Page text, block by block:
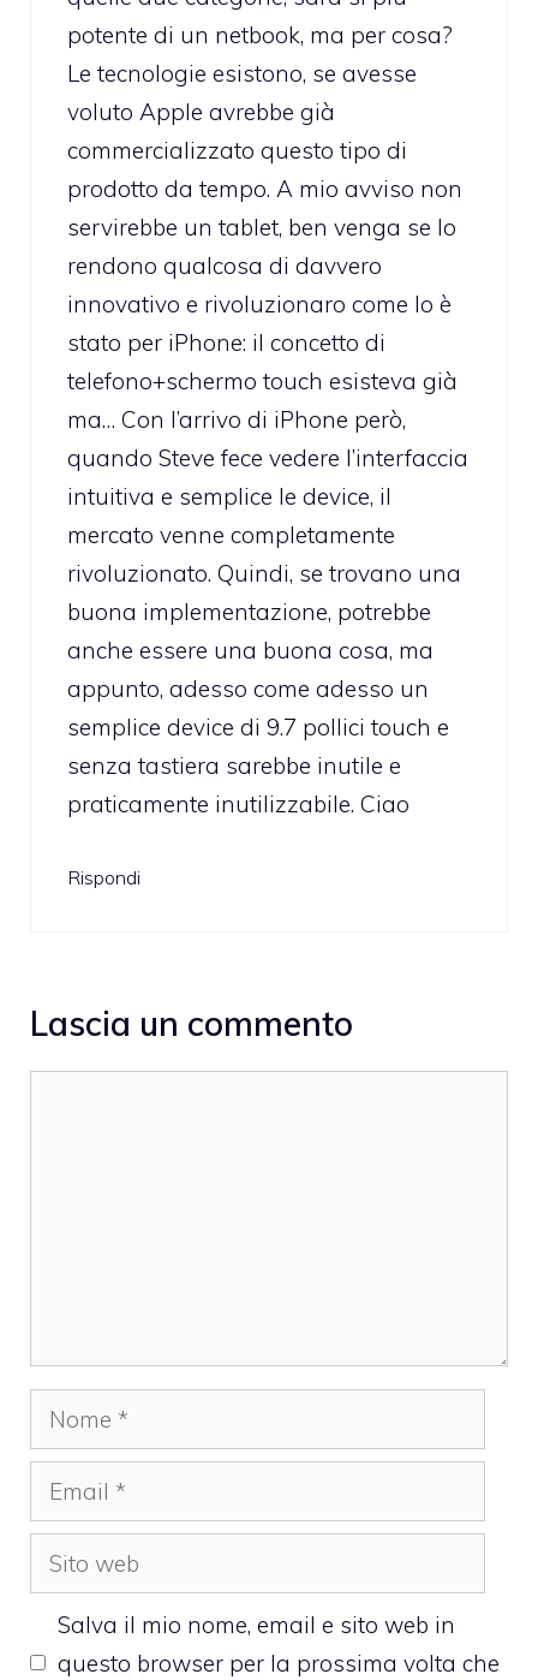
potente di un netbook, ma per cosa?
Le tecnologie esistono, se avesse
voluto Apple avrebbe già
commercializzato questo tipo di
prodotto da tempo. A mio avviso non
servirebbe un tablet, ben venga se lo
rendono qualcosa di davvero
innovativo e rivoluzionaro come lo è
stato per iPhone: il concetto di
telefono+schermo touch esisteva già
ma… Con l’arrivo di iPhone però,
quando Steve fece vedere l’interfaccia
intuitiva e semplice le device, il
mercato venne completamente
rivoluzionato. Quindi, se trovano una
buona implementazione, potrebbe
anche essere una buona cosa, ma
appunto, adesso come adesso un
semplice device di 9.7 pollici touch e
senza tastiera sarebbe inutile e
praticamente inutilizzabile. Ciao
Rispondi
Lascia un commento
Nome
Email
Sito
web
Salva il mio nome, email e sito web in
questo browser per la prossima volta che